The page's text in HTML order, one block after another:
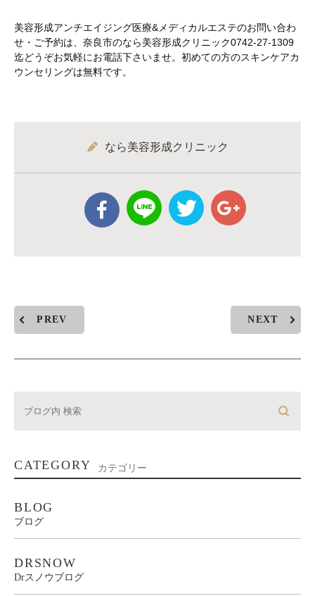
美容形成アンチエイジング医療&メディカルエステのお問い合わ
せ・ご予約は、奈良市のなら美容形成クリニック0742-27-1309
迄どうぞお気軽にお電話下さいませ。初めての方のスキンケアカ
ウンセリングは無料です。
なら美容形成クリニック
PREV NEXT
CATEGORY カテゴリー
BLOG
ブログ
DRSNOW
Drスノウブログ